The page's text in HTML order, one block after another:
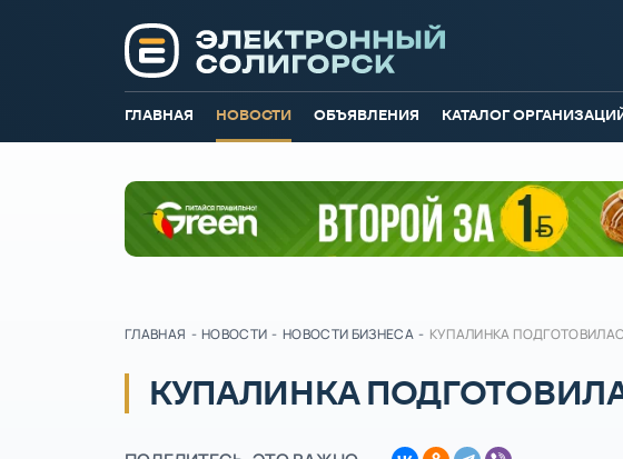
ГЛАВНАЯ НОВОСТИ ОБЪЯВЛЕНИЯ КАТАЛОГ
ГЛАВНАЯ - НОВОСТИ - НОВОСТИ БИЗНЕСА - КУПАЛИНКА
КУПАЛИНКА